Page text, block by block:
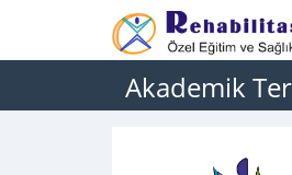
Akademik